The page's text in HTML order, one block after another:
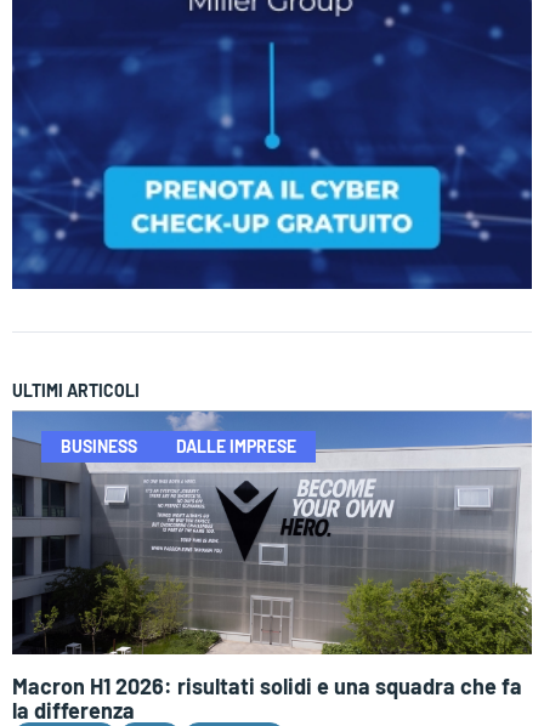
ULTIMI ARTICOLI
BUSINESS DALLE IMPRESE
Macron H1 2026: risultati solidi e una squadra che fa
la differenza